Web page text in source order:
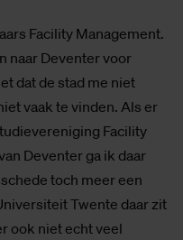
Facility Management.
naar Deventer voor
dat de stad me niet
vaak te vinden. Als er
Facility
Deventer ga ik daar
toch meer een
Twente daar zit
ook niet echt veel